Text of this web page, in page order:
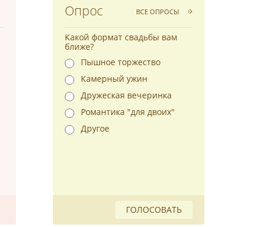
Опрос ВСЕ ОПРОСЫ
Какой формат свадьбы вам
ближе?
Пышное торжество
Камерный ужин
Дружеская вечеринка
Романтика "для двоих"
Другое
ГОЛОСОВАТЬ